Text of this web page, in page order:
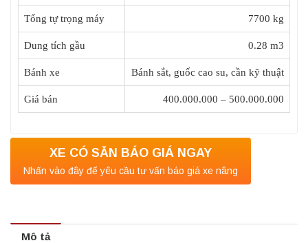
Tổng tự trọng máy 7700 kg
Dung tích gầu 0.28 m3
Bánh xe Bánh sắt, guốc cao su, cần kỹ thuật
Giá bán 400.000.000 – 500.000.000
XE CÓ SẴN BÁO GIÁ NGAY
Nhấn vào đây để yêu cầu tư vấn báo giá xe nâng
Mô tả